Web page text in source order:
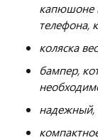
капюшоне
телефона,
коляска
бампер,
надежный,